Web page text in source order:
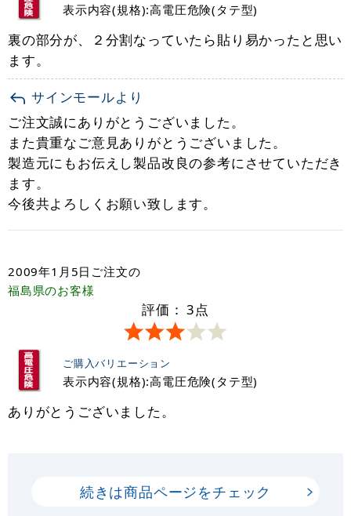
表示内容(規格):高電圧危険(タテ型)
裏の部分が、２分割なっていたら貼り易かったと思い
ます。
サインモールより
ご注文誠にありがとうございました。
また貴重なご意見ありがとうございました。
製造元にもお伝えし製品改良の参考にさせていただき
ます。
今後共よろしくお願い致します。
2009年1月5日 ご注文の
福島県のお客様
評価： 3点
ご購入バリエーション
表示内容(規格):高電圧危険(タテ型)
ありがとうございました。
続きは商品ページをチェック